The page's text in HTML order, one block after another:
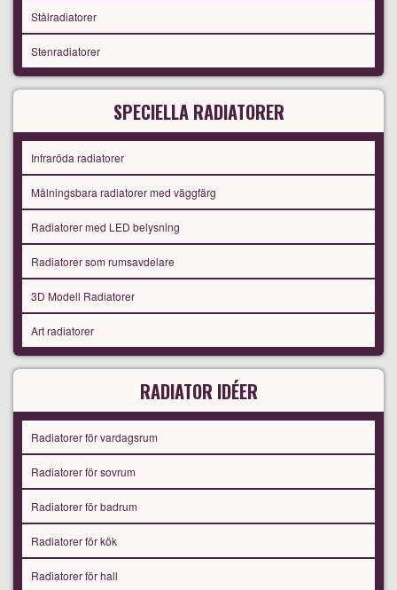
Stålradiatorer
Stenradiatorer
SPECIELLA RADIATORER
Infraröda radiatorer
Målningsbara radiatorer med väggfärg
Radiatorer med LED belysning
Radiatorer som rumsavdelare
3D Modell Radiatorer
Art radiatorer
RADIATOR IDÉER
Radiatorer för vardagsrum
Radiatorer för sovrum
Radiatorer för badrum
Radiatorer för kök
Radiatorer för hall